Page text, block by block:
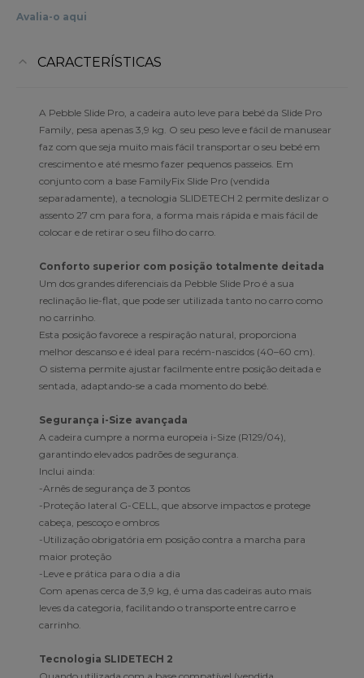
Avalia-o aqui
CARACTERÍSTICAS
A Pebble Slide Pro, a cadeira auto leve para bebé da Slide Pro
Family, pesa apenas 3,9 kg. O seu peso leve e fácil de manusear
faz com que seja muito mais fácil transportar o seu bebé em
crescimento e até mesmo fazer pequenos passeios. Em
conjunto com a base FamilyFix Slide Pro (vendida
separadamente), a tecnologia SLIDETECH 2 permite deslizar o
assento 27 cm para fora, a forma mais rápida e mais fácil de
colocar e de retirar o seu filho do carro.
Conforto superior com posição totalmente deitada
Um dos grandes diferenciais da Pebble Slide Pro é a sua
reclinação lie-flat, que pode ser utilizada tanto no carro como
no carrinho.
Esta posição favorece a respiração natural, proporciona
melhor descanso e é ideal para recém-nascidos (40–60 cm).
O sistema permite ajustar facilmente entre posição deitada e
sentada, adaptando-se a cada momento do bebé.
Segurança i-Size avançada
A cadeira cumpre a norma europeia i-Size (R129/04),
garantindo elevados padrões de segurança.
Inclui ainda:
-Arnês de segurança de 3 pontos
-Proteção lateral G-CELL, que absorve impactos e protege
cabeça, pescoço e ombros
-Utilização obrigatória em posição contra a marcha para
maior proteção
-Leve e prática para o dia a dia
Com apenas cerca de 3,9 kg, é uma das cadeiras auto mais
leves da categoria, facilitando o transporte entre carro e
carrinho.
Tecnologia SLIDETECH 2